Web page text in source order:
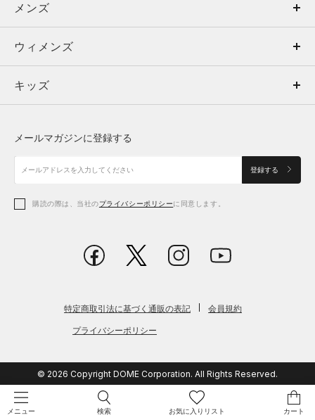
メニュー 検索 お気に入りリスト カート
メンズ
ウィメンズ
キッズ
アクセサリー
メンズ
トップス
ボトムス
アクセサリー
ウィメンズ
トップス
シューズ
アクセサリー
キッズ
シューズ
メールマガジンに登録する
登録する
購読の際は、当社のプライバシーポリシーに同意します。
特定商取引法に基づく通販の表記 会員規約
プライバシーポリシー
© 2026 Copyright DOME Corporation. All Rights Reserved.